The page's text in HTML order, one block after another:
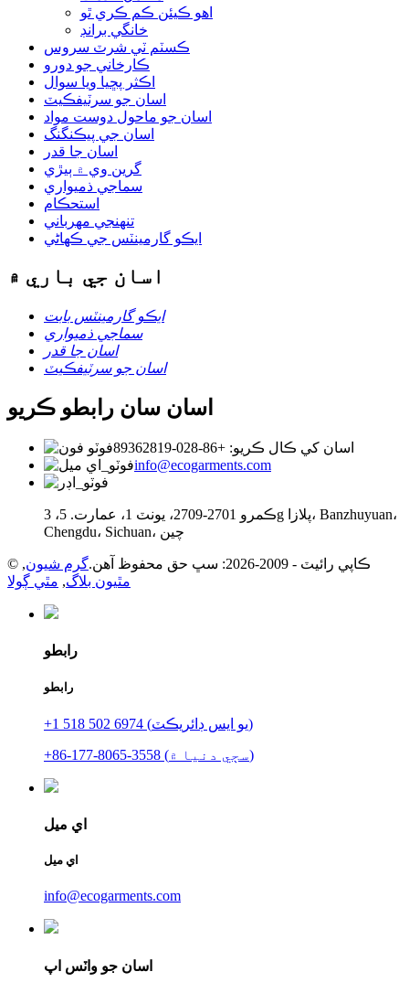
اهو ڪيئن ڪم ڪري ٿو
خانگي برانڊ
ڪسٽم ٽي شرٽ سروس
ڪارخاني جو دورو
اڪثر پڇيا ويا سوال
اسان جو سرٽيفڪيٽ
اسان جو ماحول دوست مواد
اسان جي پيڪنگنگ
اسان جا قدر
گرين وي ۾ ٻيڙي
سماجي ذميواري
استحڪام
تنهنجي مهرباني
ايڪو گارمينٽس جي ڪهاڻي
اسان جي باري ۾
ايڪو گارمينٽس بابت
سماجي ذميواري
اسان جا قدر
اسان جو سرٽيفڪيٽ
اسان سان رابطو ڪريو
اسان کي ڪال ڪريو: +86-028-89362819
info@ecogarments.com
ڪمرو 2701-2709، يونٽ 1، عمارت. 5، 3g پلازا، Banzhuyuan،
Chengdu، Sichuan، چين
© ڪاپي رائيٽ - 2009-2026: سڀ حق محفوظ آهن. گرم شيون,
مٿيون بلاگ, مٿي ڳولا
رابطو
رابطو
+1 518 502 6974 (يو ايس ڊائريڪٽ)
+86-177-8065-3558 (سڄي دنيا ۾)
اي ميل
اي ميل
info@ecogarments.com
اسان جو واٽس اپ